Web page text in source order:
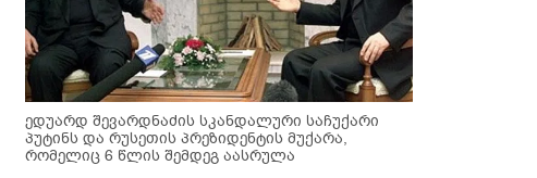
ედუარდ შევარდნაძის სკანდალური საჩუქარი
პუტინს და რუსეთის პრეზიდენტის მუქარა,
რომელიც 6 წლის შემდეგ აასრულა